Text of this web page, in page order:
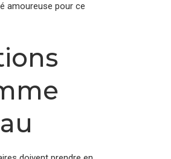
amoureuse pour ce